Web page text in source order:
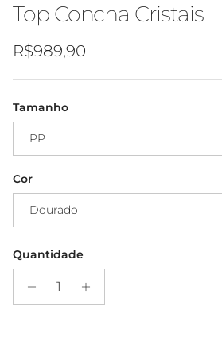
Top Concha Cristais
Preço normal
R$989,90
Tamanho
PP
Cor
Dourado
Quantidade